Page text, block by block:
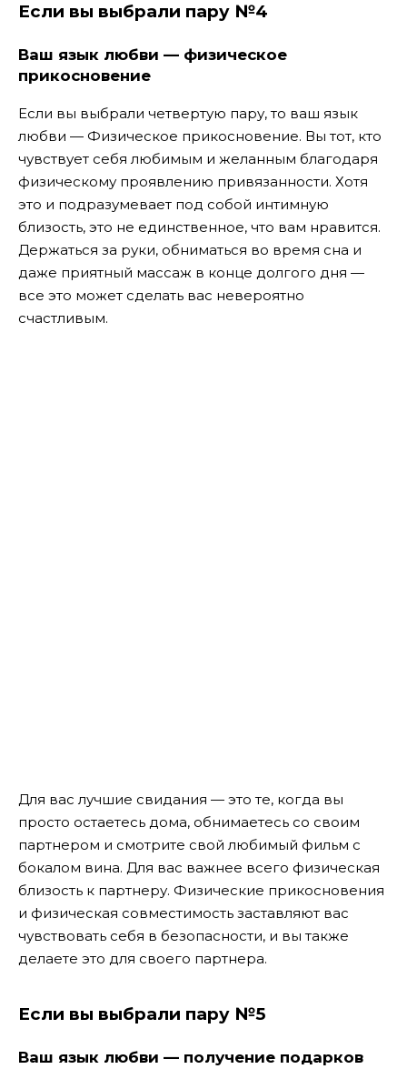
Если вы выбрали пару №4
Ваш язык любви — физическое
прикосновение
Если вы выбрали четвертую пару, то ваш язык
любви — Физическое прикосновение. Вы тот, кто
чувствует себя любимым и желанным благодаря
физическому проявлению привязанности. Хотя
это и подразумевает под собой интимную
близость, это не единственное, что вам нравится.
Держаться за руки, обниматься во время сна и
даже приятный массаж в конце долгого дня —
все это может сделать вас невероятно
счастливым.
Для вас лучшие свидания — это те, когда вы
просто остаетесь дома, обнимаетесь со своим
партнером и смотрите свой любимый фильм с
бокалом вина. Для вас важнее всего физическая
близость к партнеру. Физические прикосновения
и физическая совместимость заставляют вас
чувствовать себя в безопасности, и вы также
делаете это для своего партнера.
Если вы выбрали пару №5
Ваш язык любви — получение подарков